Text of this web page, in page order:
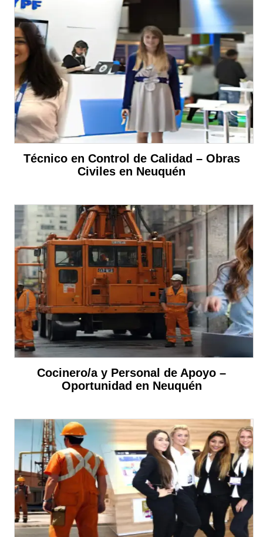
Técnico en Control de Calidad – Obras
Civiles en Neuquén
Cocinero/a y Personal de Apoyo –
Oportunidad en Neuquén